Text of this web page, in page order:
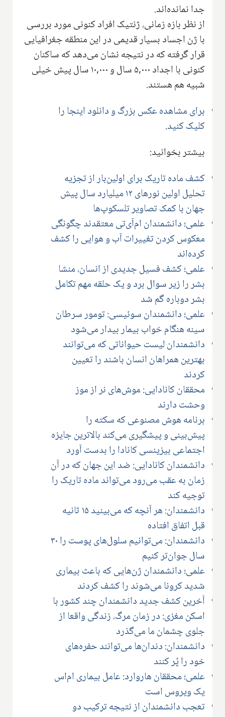
جدا نمانده‌اند.
از نظر بازه زمانی، ژنتیک افراد کنونی مورد بررسی
با ژن اجساد بسیار قدیمی در این منطقه جغرافیایی
قرار گرفته که در نتیجه نشان می‌دهد که ساکنان
کنونی با اجداد ۵,۰۰۰ سال و ۱۰,۰۰۰ سال پیش خیلی
شبیه هم هستند.
برای مشاهده عکس بزرگ و دانلود اینجا را
کلیک کنید.
بیشتر بخوانید:
کشف ماده تاریک برای اولین‌بار از تجزیه
تحلیل اولین نورهای ۱۲ میلیارد سال پیش
جهان با کمک تصاویر تلسکوپ‌ها
علمی؛ دانشمندان ام‌آی‌تی معتقدند چگونگی
معکوس کردن تغییرات آب و هوایی را کشف
کرده‌اند
علمی؛ کشف فسیل جدیدی از انسان، ‌منشا
بشر را زیر سوال برد و یک حلقه مهم تکامل
بشر دوباره گم شد
علمی؛ دانشمندان سوئیسی: تومور سرطان
سینه هنگام خواب بیمار بیدار می‌شود
دانشمندان لیست حیواناتی که می‌توانند
بهترین همراهان انسان باشند را تعیین
کردند
محققان کانادایی: موش‌های نر از موز
وحشت دارند
برنامه هوش مصنوعی که سکته را
پیش‌بینی و پیشگیری می‌کند بالاترین جایزه
اجتماعی بیزینسی کانادا را بدست آورد
دانشمندان کانادایی: ضد این جهان که در آن
زمان به عقب می‌رود می‌تواند ماده تاریک را
توجیه کند
دانشمندان: هر آنچه که می‌بینید ۱۵ ثانیه
قبل اتفاق افتاده
دانشمندان: می‌توانیم سلول‌های پوست را ۳۰
سال جوان‌تر کنیم
علمی؛ دانشمندان ژن‌هایی که باعث بیماری
شدید کرونا می‌شوند را کشف کردند
آخرین کشف جدید دانشمندان چند کشور با
اسکن مغزی: در زمان مرگ، زندگی واقعا از
جلوی چشمان ما می‌گذرد
دانشمندان: دندان‌ها می‌توانند حفره‌های
خود را پُر کنند
علمی؛ محققان هاروارد: عامل بیماری ام‌اس
یک ویروس است
تعجب دانشمندان از نتیجه ترکیب دو